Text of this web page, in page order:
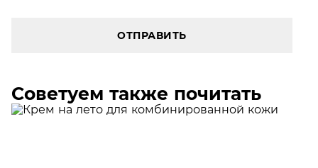
ОТПРАВИТЬ
Советуем также почитать